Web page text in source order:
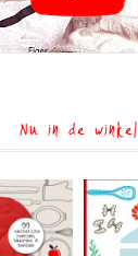
Nu in de winkel